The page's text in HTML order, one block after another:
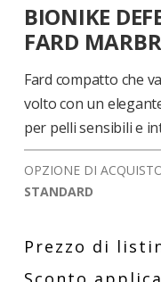
all'inizio
della
galleria
di
immagini
BIONIKE
FARD
Fard compatto che
volto con un
per pelli sensibili e
OPZIONE DI
STANDARD